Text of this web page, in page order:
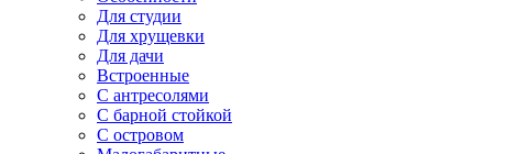
Для студии
Для хрущевки
Для дачи
Встроенные
С антресолями
С барной стойкой
С островом